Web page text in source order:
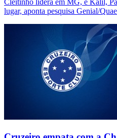
Cleitinho lidera em MG, e Kalil,
lugar, aponta pesquisa Genial/